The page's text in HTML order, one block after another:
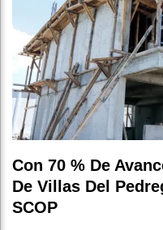
Con 70 % De
De Villas Del
SCOP